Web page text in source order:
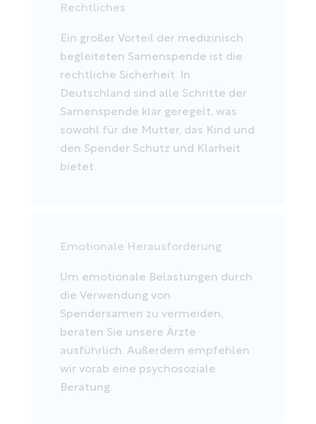
Rechtliches
Ein großer Vorteil der medizinisch
begleiteten Samenspende ist die
rechtliche Sicherheit. In
Deutschland sind alle Schritte der
Samenspende klar geregelt, was
sowohl für die Mutter, das Kind und
den Spender Schutz und Klarheit
bietet.
Emotionale Herausforderung
Um emotionale Belastungen durch
die Verwendung von
Spendersamen zu vermeiden,
beraten Sie unsere Ärzte
ausführlich. Außerdem empfehlen
wir vorab eine psychosoziale
Beratung.